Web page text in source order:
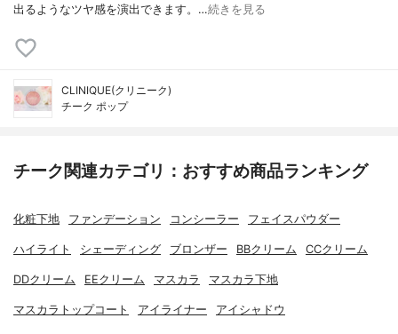
出るようなツヤ感を演出できます。…続きを見る
CLINIQUE(クリニーク)
チーク ポップ
チーク関連カテゴリ：おすすめ商品ランキング
化粧下地 ファンデーション コンシーラー フェイスパウダー
ハイライト シェーディング ブロンザー BBクリーム CCクリーム
DDクリーム EEクリーム マスカラ マスカラ下地
マスカラトップコート アイライナー アイシャドウ